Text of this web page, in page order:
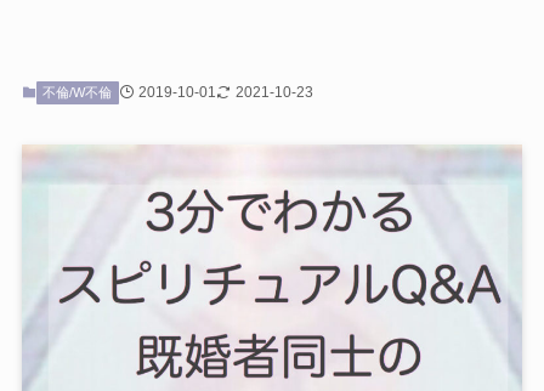
不倫/W不倫 2019-10-01 2021-10-23